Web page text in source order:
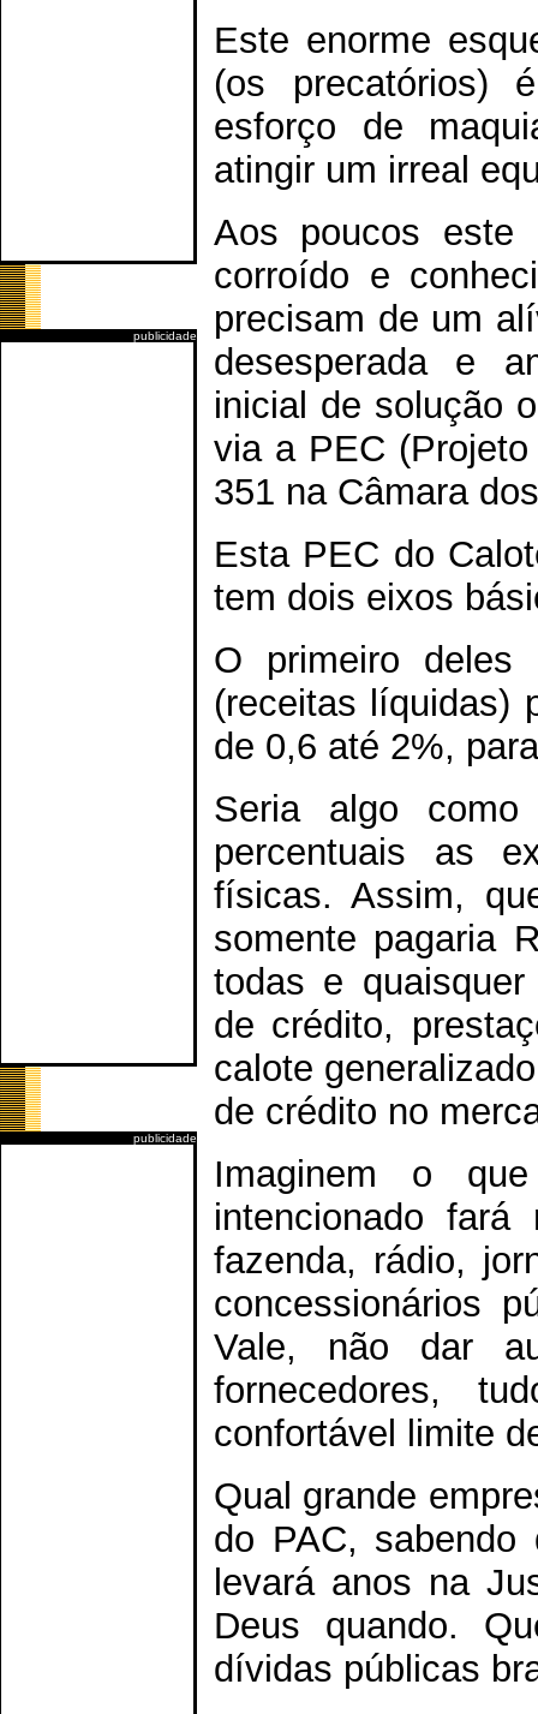
publicidade
publicidade
Este enorme
(os precatórios)
esforço de
atingir um irreal
Aos poucos este
corroído e
precisam de um
desesperada e
inicial de solução
via a PEC
351 na Câmara
Esta PEC do
tem dois eixos
O primeiro deles
(receitas líquidas)
de 0,6 até 2%,
Seria algo
percentuais as
físicas. Assim,
somente pagaria
todas e
de crédito,
calote
de crédito no
Imaginem o
intencionado
fazenda, rádio,
concessionários
Vale, não dar
fornecedores,
confortável limite
Qual grande
do PAC, sabendo
levará anos na
Deus quando.
dívidas públicas